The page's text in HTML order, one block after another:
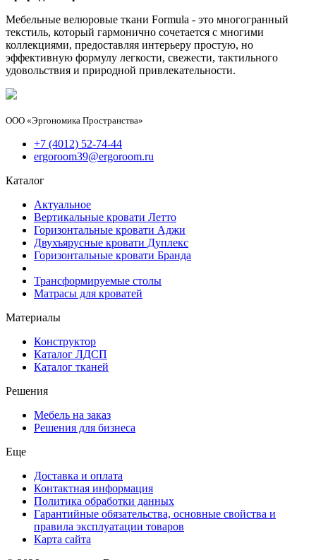
Мебельные велюровые ткани Formula - это многогранный
текстиль, который гармонично сочетается с многими
коллекциями, предоставляя интерьеру простую, но
эффективную формулу легкости, свежести, тактильного
удовольствия и природной привлекательности.
ООО «Эргономика Пространства»
+7 (4012) 52-74-44
ergoroom39@ergoroom.ru
Каталог
Актуальное
Вертикальные кровати Летто
Горизонтальные кровати Аджи
Двухъярусные кровати Дуплекс
Горизонтальные кровати Бранда
Трансформируемые столы
Матрасы для кроватей
Материалы
Конструктор
Каталог ЛДСП
Каталог тканей
Решения
Мебель на заказ
Решения для бизнеса
Еще
Доставка и оплата
Контактная информация
Политика обработки данных
Гарантийные обязательства, основные свойства и
правила эксплуатации товаров
Карта сайта